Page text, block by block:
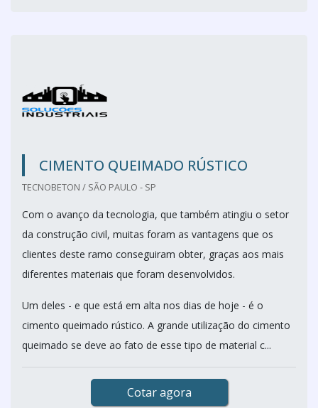
CIMENTO QUEIMADO RÚSTICO
TECNOBETON / SÃO PAULO - SP
Com o avanço da tecnologia, que também atingiu o setor
da construção civil, muitas foram as vantagens que os
clientes deste ramo conseguiram obter, graças aos mais
diferentes materiais que foram desenvolvidos.
Um deles - e que está em alta nos dias de hoje - é o
cimento queimado rústico. A grande utilização do cimento
queimado se deve ao fato de esse tipo de material c...
Cotar agora